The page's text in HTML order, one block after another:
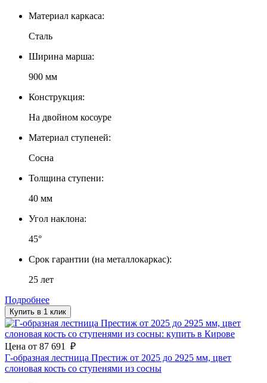
Материал каркаса:
Сталь
Ширина марша:
900 мм
Конструкция:
На двойном косоуре
Материал ступеней:
Сосна
Толщина ступени:
40 мм
Угол наклона:
45°
Срок гарантии (на металлокаркас):
25 лет
Подробнее
Купить в 1 клик
Цена от 87 691
₽
Г-образная лестница Престиж от 2025 до 2925 мм, цвет
слоновая кость со ступенями из сосны